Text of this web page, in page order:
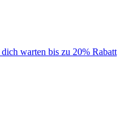
warten bis zu 20% Rabatt